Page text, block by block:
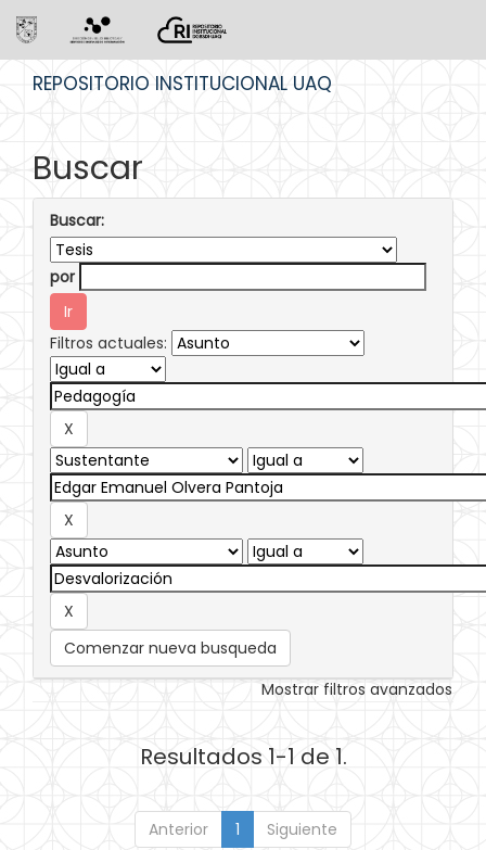
REPOSITORIO INSTITUCIONAL UAQ
Buscar
Buscar:
por
Filtros actuales:
Comenzar nueva busqueda
Mostrar filtros avanzados
Resultados 1-1 de 1.
Anterior 1 Siguiente